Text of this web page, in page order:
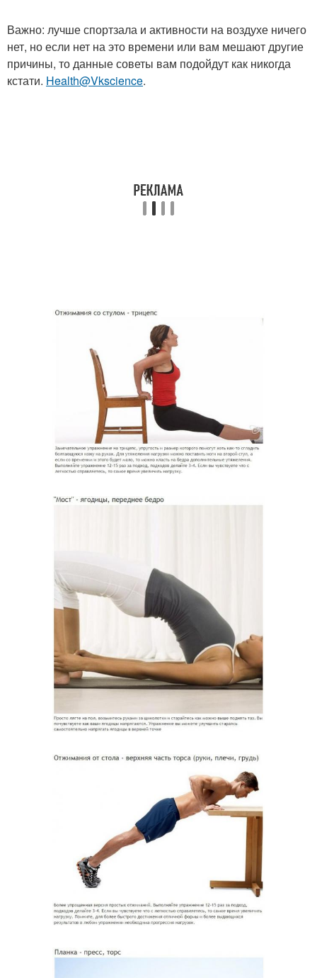
Важно: лучше спортзала и активности на воздухе ничего
нет, но если нет на это времени или вам мешают другие
причины, то данные советы вам подойдут как никогда
кстати. Health@Vkscience.